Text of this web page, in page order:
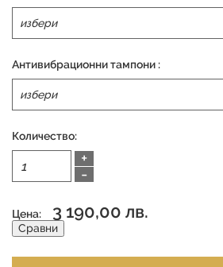
Антивибрационни тампони :
Количество:
+
-
Цена: 3 190,00 лв.
Сравни